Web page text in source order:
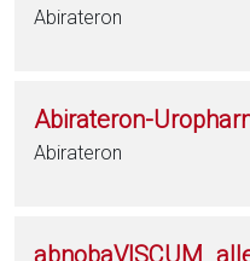
Abirateron
Abirateron-
Abirateron